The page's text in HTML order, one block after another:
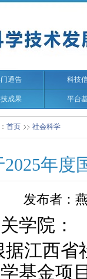
通告 科技
成果 平台
首页 社会科学
2025年度
发布者：
学院：
据江西省
基金项